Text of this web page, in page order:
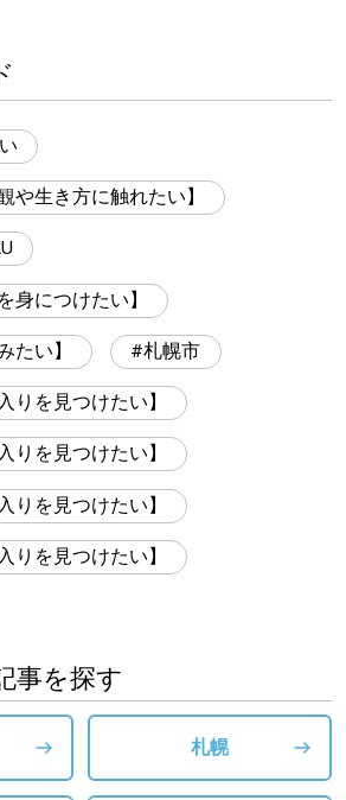
や生き方に触れたい】
身につけたい】
たい】 札幌市
りを見つけたい】
りを見つけたい】
りを見つけたい】
りを見つけたい】
事を探す
札幌